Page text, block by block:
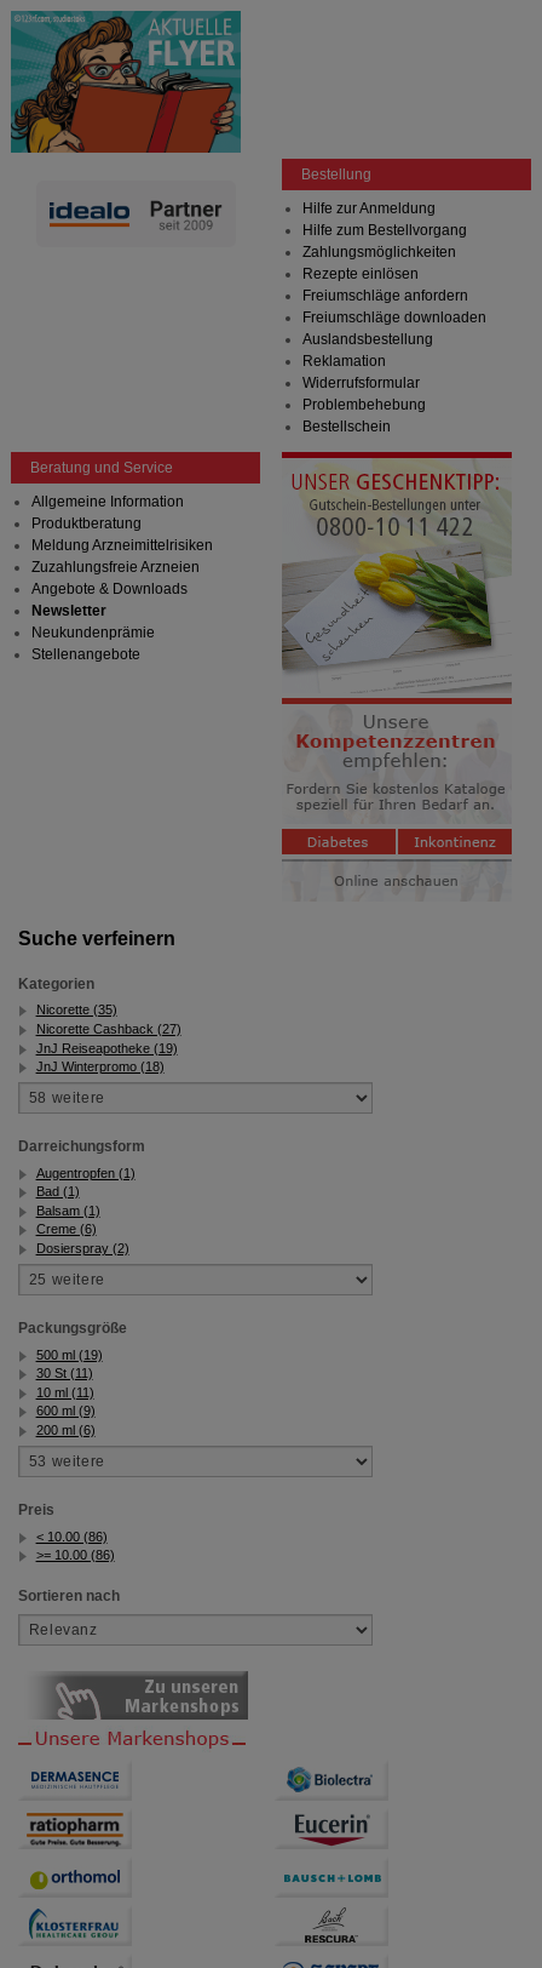
Suche verfeinern
Kategorien
Nicorette (35)
Nicorette Cashback (27)
JnJ Reiseapotheke (19)
JnJ Winterpromo (18)
Darreichungsform
Augentropfen (1)
Bad (1)
Balsam (1)
Creme (6)
Dosierspray (2)
Packungsgröße
500 ml (19)
30 St (11)
10 ml (11)
600 ml (9)
200 ml (6)
Preis
< 10.00 (86)
>= 10.00 (86)
Sortieren nach
Bestellung
Hilfe zur Anmeldung
Hilfe zum Bestellvorgang
Zahlungsmöglichkeiten
Rezepte einlösen
Freiumschläge anfordern
Freiumschläge downloaden
Auslandsbestellung
Reklamation
Widerrufsformular
Problembehebung
Bestellschein
Beratung und Service
Allgemeine Information
Produktberatung
Meldung Arzneimittelrisiken
Zuzahlungsfreie Arzneien
Angebote & Downloads
Newsletter
Neukundenprämie
Stellenangebote